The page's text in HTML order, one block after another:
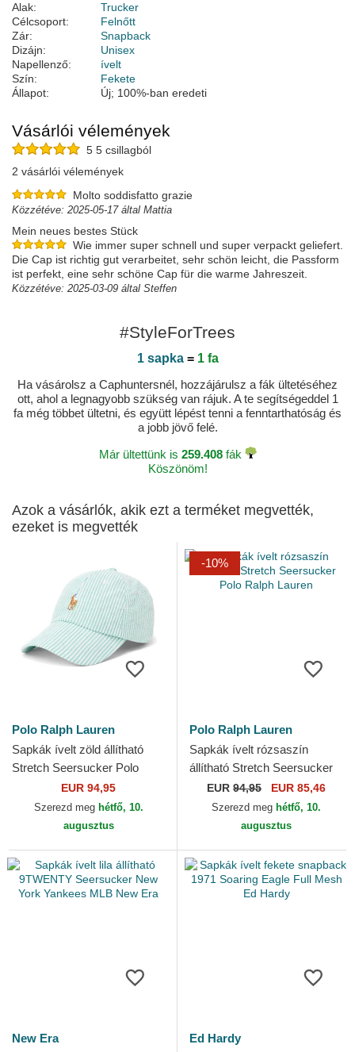
Alak:
Trucker
Célcsoport:
Felnőtt
Zár:
Snapback
Dizájn:
Unisex
Napellenző:
ívelt
Szín:
Fekete
Állapot:
Új; 100%-ban eredeti
Vásárlói vélemények
5 5 csillagból
2 vásárlói vélemények
Molto soddisfatto grazie
Közzétéve: 2025-05-17 által Mattia
Mein neues bestes Stück
Wie immer super schnell und super verpackt geliefert.
Die Cap ist richtig gut verarbeitet, sehr schön leicht, die Passform
ist perfekt, eine sehr schöne Cap für die warme Jahreszeit.
Közzétéve: 2025-03-09 által Steffen
#StyleForTrees
1 sapka= 1 fa
Ha vásárolsz a Caphuntersnél, hozzájárulsz a fák ültetéséhez
ott, ahol a legnagyobb szükség van rájuk. A te segítségeddel 1
fa még többet ültetni, és együtt lépést tenni a fenntarthatóság és
a jobb jövő felé.
Már ültettünk is 259.408fák
Köszönöm!
Azok a vásárlók, akik ezt a terméket megvették,
ezeket is megvették
Polo Ralph Lauren
Sapkák ívelt zöld állítható
Stretch Seersucker Polo
Ralph LaurenEUR 94,95
Szerezd meg hétfő, 10.
augusztus
-10%
Polo Ralph Lauren
Sapkák ívelt rózsaszín
állítható Stretch Seersucker
Polo Ralph Lauren
EUR 94,95 EUR 85,46
Szerezd meg hétfő, 10.
augusztus
New Era
Ed Hardy